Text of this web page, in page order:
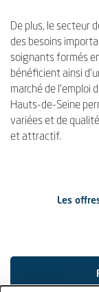
De plus, le secteur
des besoins
soignants formés
bénéficient ainsi
marché de l'emploi
Hauts-de-Seine
variées et de
et attractif.
Les